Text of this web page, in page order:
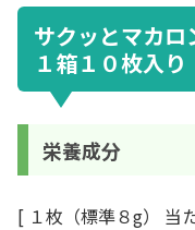
サクッとマカ
１箱１０枚入り
栄養成分
[ １枚（標準８g） 当